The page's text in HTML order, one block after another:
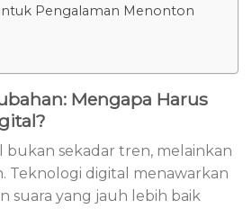
Pengalaman Menonton
Mengapa Harus
bukan sekadar tren, melainkan
Teknologi digital menawarkan
suara yang jauh lebih baik